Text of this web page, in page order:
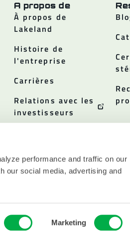
performance and traffic on our
our social media, advertising and
Marketing
A propos de
À propos de
Lakeland
Histoire de
l'entreprise
Carrières
Relations avec les
investisseurs
LAKELAND INDUSTRIES, INC. EST